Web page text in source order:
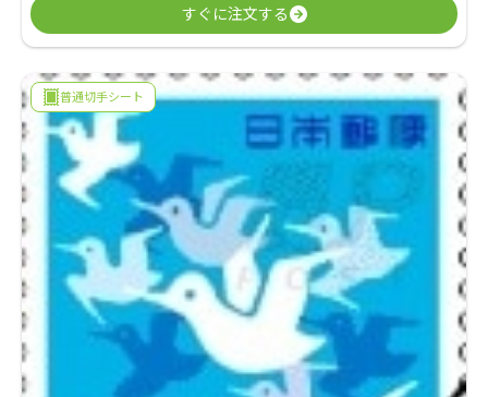
18,000
で
た。
価
は
円
で
す。
すぐに注文する
普通切手シート